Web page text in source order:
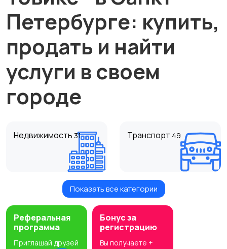
Петербурге: купить,
продать и найти
услуги в своем
городе
Недвижимость 31 Транспорт 49
Вакансии
Показать все категории
Реферальная
программа
Приглашай друзей
Бонус за
регистрацию
Вы получаете +